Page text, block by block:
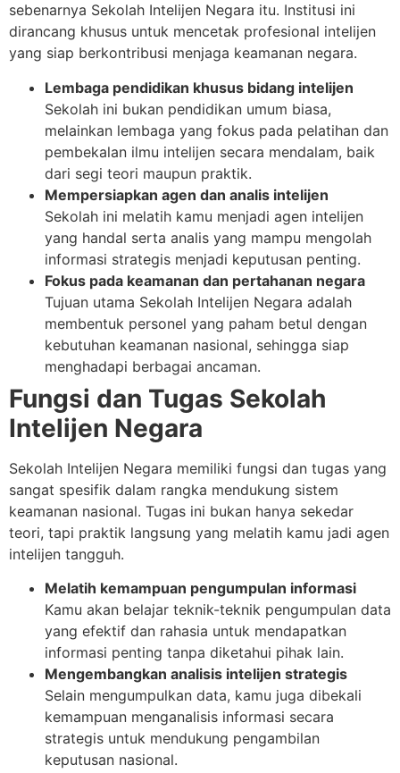
sebenarnya Sekolah Intelijen Negara itu. Institusi ini
dirancang khusus untuk mencetak profesional intelijen
yang siap berkontribusi menjaga keamanan negara.
Lembaga pendidikan khusus bidang intelijen
Sekolah ini bukan pendidikan umum biasa,
melainkan lembaga yang fokus pada pelatihan dan
pembekalan ilmu intelijen secara mendalam, baik
dari segi teori maupun praktik.
Mempersiapkan agen dan analis intelijen
Sekolah ini melatih kamu menjadi agen intelijen
yang handal serta analis yang mampu mengolah
informasi strategis menjadi keputusan penting.
Fokus pada keamanan dan pertahanan negara
Tujuan utama Sekolah Intelijen Negara adalah
membentuk personel yang paham betul dengan
kebutuhan keamanan nasional, sehingga siap
menghadapi berbagai ancaman.
Fungsi dan Tugas Sekolah
Intelijen Negara
Sekolah Intelijen Negara memiliki fungsi dan tugas yang
sangat spesifik dalam rangka mendukung sistem
keamanan nasional. Tugas ini bukan hanya sekedar
teori, tapi praktik langsung yang melatih kamu jadi agen
intelijen tangguh.
Melatih kemampuan pengumpulan informasi
Kamu akan belajar teknik-teknik pengumpulan data
yang efektif dan rahasia untuk mendapatkan
informasi penting tanpa diketahui pihak lain.
Mengembangkan analisis intelijen strategis
Selain mengumpulkan data, kamu juga dibekali
kemampuan menganalisis informasi secara
strategis untuk mendukung pengambilan
keputusan nasional.